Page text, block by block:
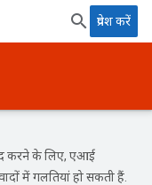
प्रवेश करें
करने के लिए, एआई
में गलतियां हो सकती हैं.